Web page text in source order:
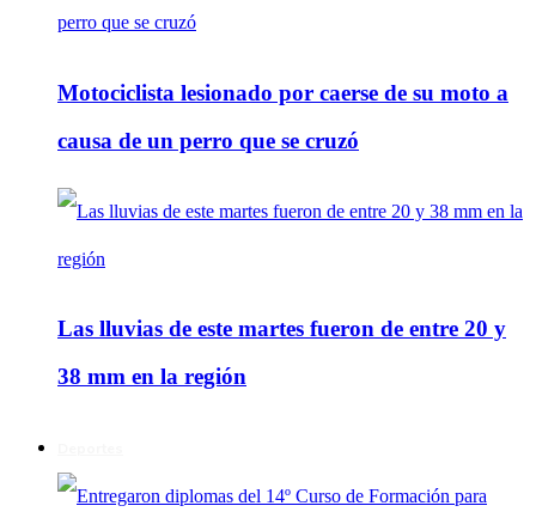
Motociclista lesionado por caerse de su moto a
causa de un perro que se cruzó
Las lluvias de este martes fueron de entre 20 y
38 mm en la región